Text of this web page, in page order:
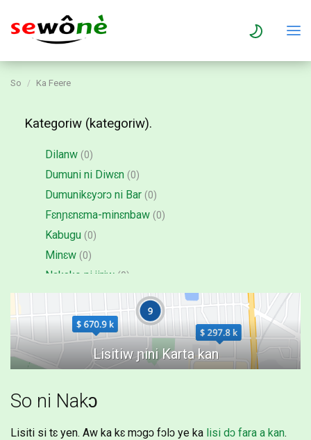
So Ka Feere
Kategoriw (kategoriw).
Dilanw (0)
Dumuni ni Diwɛn (0)
Dumunikɛyɔrɔ ni Bar (0)
Fɛnɲɛnɛma-minɛnbaw (0)
Kabugu (0)
Minɛw (0)
Nakɔko ni jiriw (0)
Piscines (jidagayɔrɔw). (0)
So Dekorasiyɔn (0)
Yeelen (0)
Ɲɛgɛn
So ni Nakɔ
Lisiti si tɛ yen. Aw ka kɛ mɔgɔ fɔlɔ ye ka lisi dɔ fara a kan.